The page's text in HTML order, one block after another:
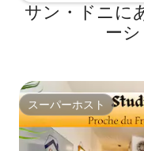
サン・ドニに
ー
スーパーホスト
スーパーホスト